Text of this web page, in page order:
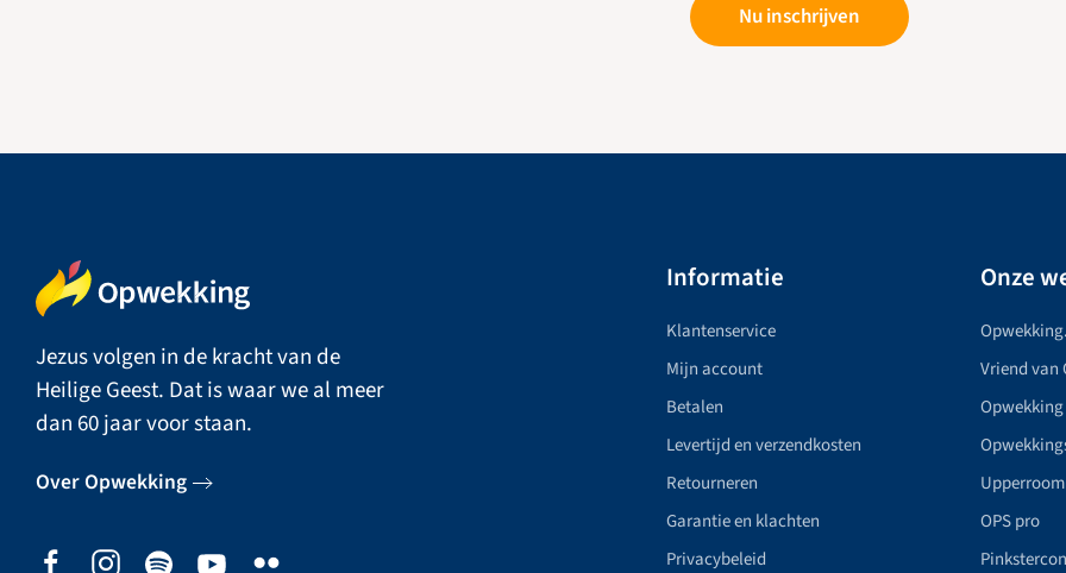
Nu inschrijven
Jezus volgen in de kracht van de
Heilige Geest. Dat is waar we al meer
dan 60 jaar voor staan.
Over Opwekking
Informatie
Klantenservice
Mijn account
Betalen
Levertijd en verzendkosten
Retourneren
Garantie en klachten
Privacybeleid
Onze
Vriend van
Upperroom
OPS pro